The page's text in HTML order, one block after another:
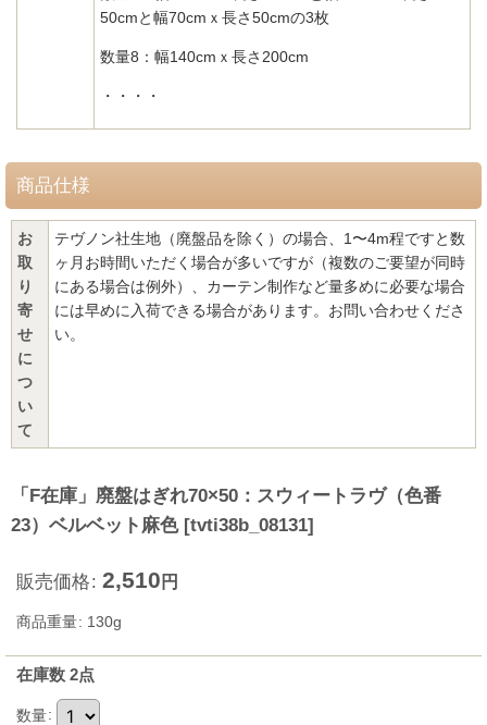
50cmと幅70cmｘ長さ50cmの3枚
数量8：幅140cmｘ長さ200cm
・・・・
商品仕様
お
取
り
寄
せ
に
つ
い
て
テヴノン社生地（廃盤品を除く）の場合、1〜4m程ですと数
ヶ月お時間いただく場合が多いですが（複数のご要望が同時
にある場合は例外）、カーテン制作など量多めに必要な場合
には早めに入荷できる場合があります。お問い合わせくださ
い。
「F在庫」廃盤はぎれ70×50：スウィートラヴ（色番
23）ベルベット麻色 [tvti38b_08131]
販売価格: 2,510 円
商品重量: 130g
在庫数 2点
数量: